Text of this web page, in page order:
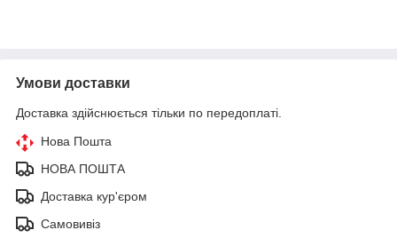
Умови доставки
Доставка здійснюється тільки по передоплаті.
Нова Пошта
НОВА ПОШТА
Доставка кур'єром
Самовивіз